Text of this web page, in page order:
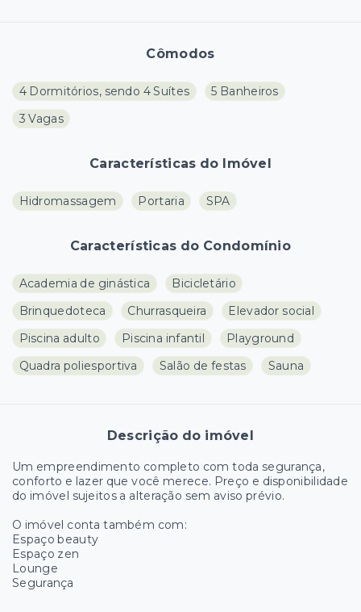
Cômodos
4 Dormitórios, sendo 4 Suítes
5 Banheiros
3 Vagas
Características do Imóvel
Hidromassagem Portaria SPA
Características do Condomínio
Academia de ginástica
Bicicletário
Brinquedoteca
Churrasqueira
Elevador social
Piscina adulto
Piscina infantil
Playground
Quadra poliesportiva
Salão de festas Sauna
Descrição do imóvel
Um empreendimento completo com toda segurança,
conforto e lazer que você merece. Preço e disponibilidade
do imóvel sujeitos a alteração sem aviso prévio.
O imóvel conta também com:
Espaço beauty
Espaço zen
Lounge
Segurança